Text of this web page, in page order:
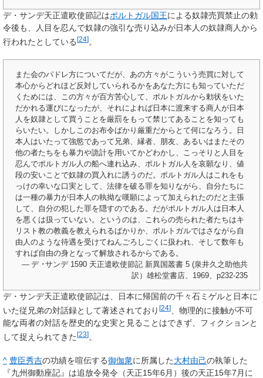
デ・サンデ天正遣欧使節記はポルトガル国王による奴隷売買禁止の勅
令後も、人目を忍んで奴隷の強引な売り込みが日本人の奴隷商人から
行われたとしている [24]。
また会のパドレ方についてだが、あの方々がこういう売買に対して
本心からどれほど反対していられるかをあなた方にも知っていただ
くためには、この方々が百方苦心して、ポルトガルから勅状をいた
だかれる運びになったが、それによれば日本に渡来する商人が日本
人を奴隷として買うことを厳罰をもって禁じてあることを知っても
らいたい。しかしこのお布令ばかり厳重だからとて何になろう。日
本人はいたって強慾であって兄弟、縁者、朋友、あるいはまたその
他の者たちをも暴力や詭計を用いてかどわかし、こっそりと人目を
忍んでポルトガル人の船へ連れ込み、ポルトガル人を哀願なり、値
段の安いことで奴隷の買入れに誘うのだ。ポルトガル人はこれをも
っけの幸いな口実として、法律を破る罪を知りながら、自分たちに
は一種の暴力が日本人の執拗な嘆願によって加えられたのだと主張
して、自分の犯した罪を隠すのである。だがポルトガル人は日本人
を悪くは扱っていない。というのは、これらの売られた者たちはキ
リスト教の教義を教えられるばかりか、ポルトガルではさながら自
由人のような待遇を受けてねんごろしごくに扱われ、そして数年も
すれば自由の身となって解放されるからである。
— デ ･サンデ 1590 天正遣欧使節記 新異国叢書 5 (泉井久之助他共
訳）雄松堂書店、1969、p232-235
デ・サンデ天正遣欧使節記は、日本に帰国前の千々石ミゲルと日本に
いた従兄弟の対話録として著述されており [24]
、物理的に接触が不可
能な両者の対話を歴史的な史実と見ることはできず、フィクションと
して捉えられてきた[23]。
^ 豊臣秀吉の功績を喧伝する御伽衆に所属した大村由己の執筆した
『九州御動座記』は追放令発令（天正15年6月）後の天正15年7月に